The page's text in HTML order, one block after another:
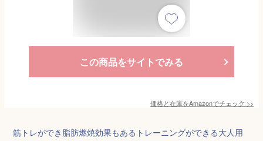
この商品をサイトでみる
価格と在庫をAmazonでチェック >>
筋トレができ脂肪燃焼効果もあるトレーニングができる大人用